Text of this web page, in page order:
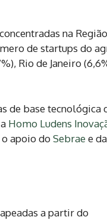
na Região
de startups do
Rio de Janeiro
de base tecnológica
Homo Ludens
o apoio doSebrae e da
a partir do